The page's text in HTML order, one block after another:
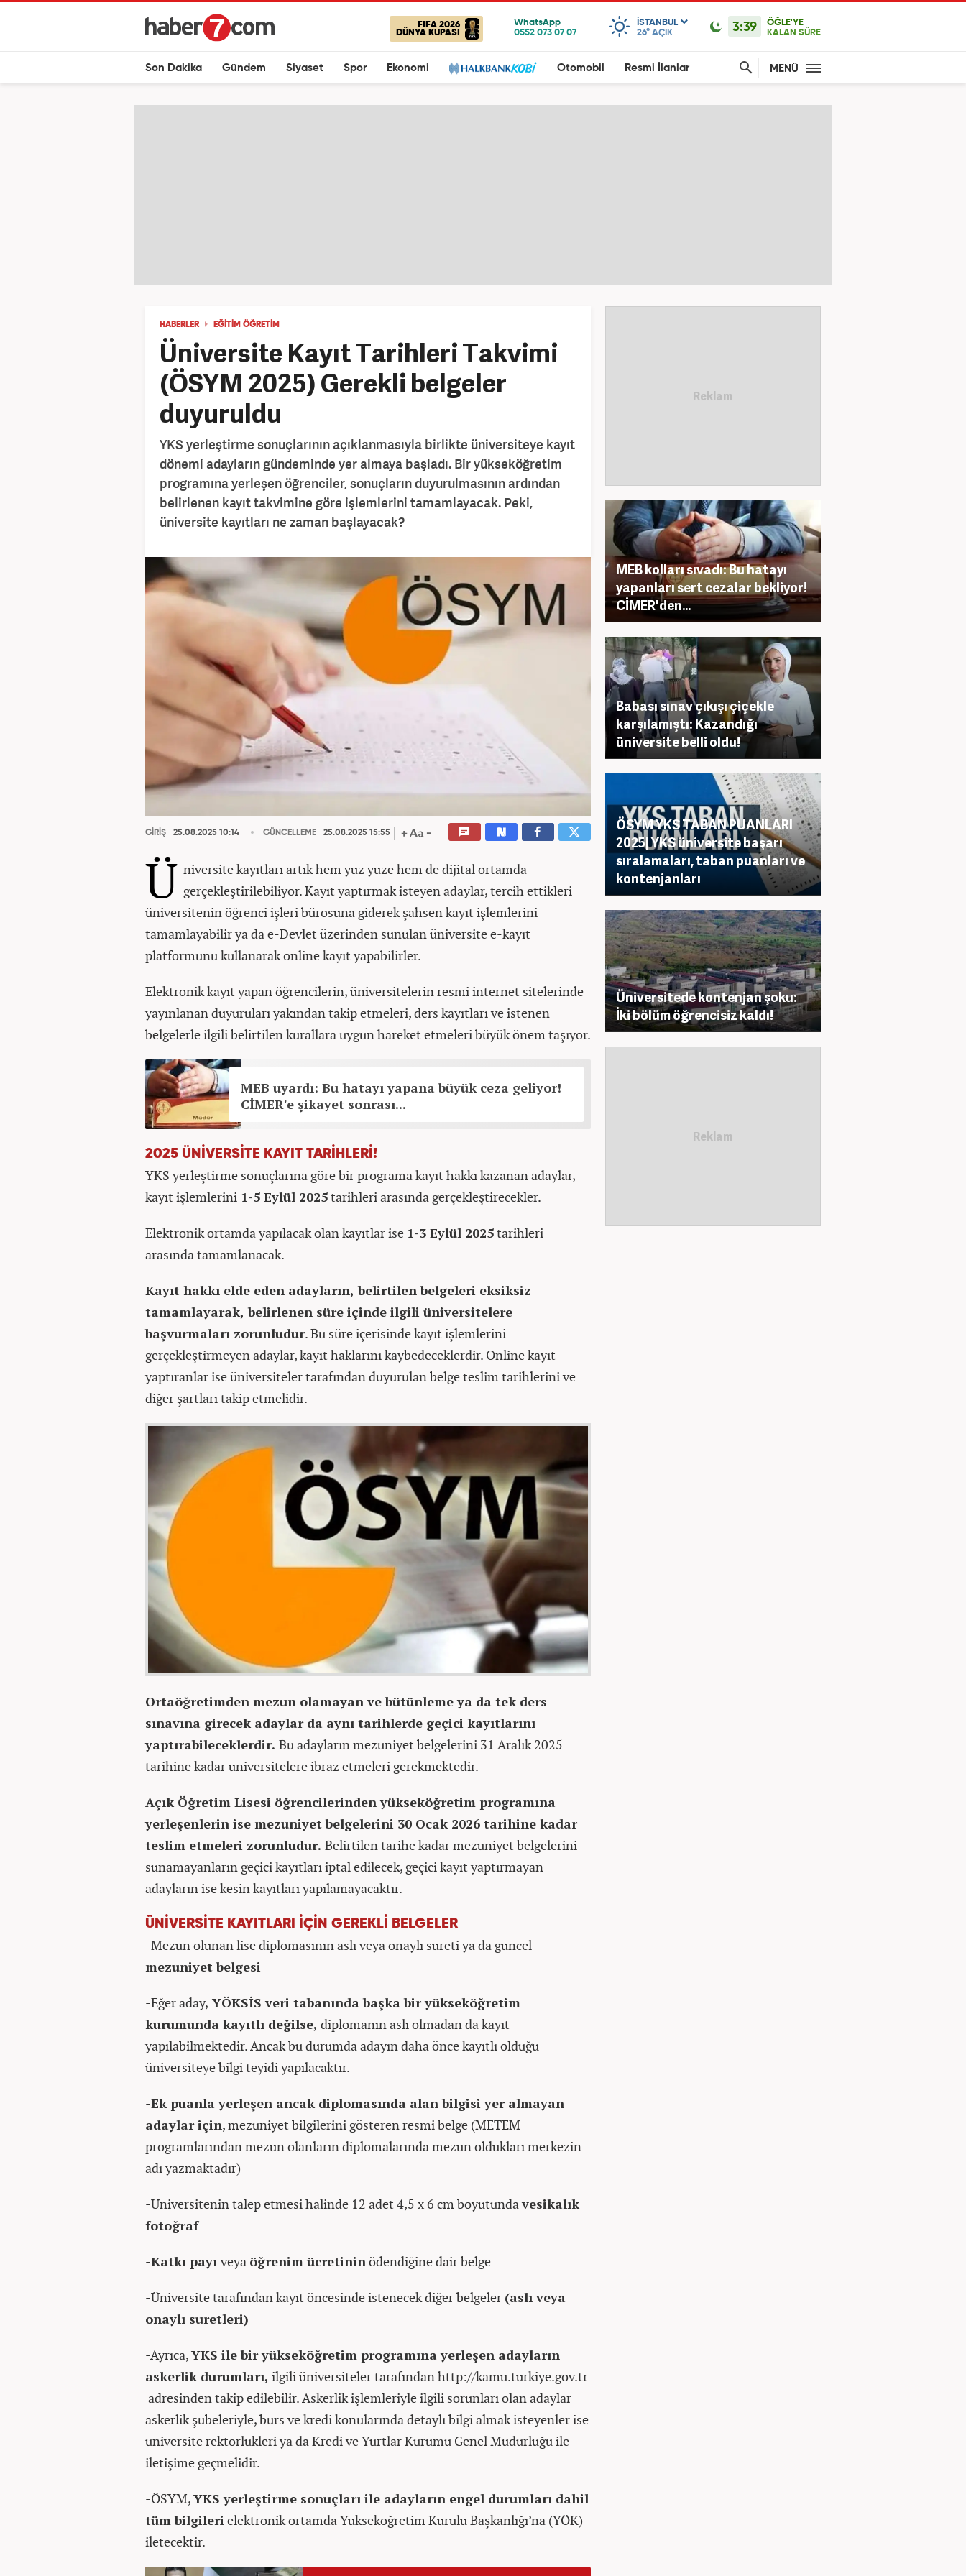
FIFA 2026
DÜNYA KUPASI
ISTANBUL
26° AÇIK 3:39
ÖĞLE'YE
KALAN SÜRE
Son Dakika Gündem Siyaset Spor Ekonomi Otomobil Resmi İlanlar MENÜ
HABERLER EĞİTİM ÖĞRETİM
Üniversite Kayıt Tarihleri Takvimi
(ÖSYM 2025) Gerekli belgeler
duyuruldu
YKS yerleştirme sonuçlarının açıklanmasıyla birlikte üniversiteye kayıt
dönemi adayların gündeminde yer almaya başladı. Bir yükseköğretim
programına yerleşen öğrenciler, sonuçların duyurulmasının ardından
belirlenen kayıt takvimine göre işlemlerini tamamlayacak. Peki,
üniversite kayıtları ne zaman başlayacak?
GİRİŞ 25.08.2025 10:14 GÜNCELLEME 25.08.2025 15:55
Ü niversite kayıtları artık hem yüz yüze hem de dijital ortamda
gerçekleştirilebiliyor. Kayıt yaptırmak isteyen adaylar, tercih ettikleri
üniversitenin öğrenci işleri bürosuna giderek şahsen kayıt işlemlerini
tamamlayabilir ya da e-Devlet üzerinden sunulan üniversite e-kayıt
platformunu kullanarak online kayıt yapabilirler.
Elektronik kayıt yapan öğrencilerin, üniversitelerin resmi internet sitelerinde
yayınlanan duyuruları yakından takip etmeleri, ders kayıtları ve istenen
belgelerle ilgili belirtilen kurallara uygun hareket etmeleri büyük önem taşıyor.
MEB uyardı: Bu hatayı yapana büyük ceza geliyor!
CİMER'e şikayet sonrası...
2025 ÜNİVERSİTE KAYIT TARİHLERİ!
YKS yerleştirme sonuçlarına göre bir programa kayıt hakkı kazanan adaylar,
kayıt işlemlerini 1-5 Eylül 2025tarihleri arasında gerçekleştirecekler.
Elektronik ortamda yapılacak olan kayıtlar ise 1-3 Eylül 2025tarihleri
arasında tamamlanacak.
Kayıt hakkı elde eden adayların, belirtilen belgeleri eksiksiz
tamamlayarak, belirlenen süre içinde ilgili üniversitelere
başvurmaları zorunludur. Bu süre içerisinde kayıt işlemlerini
gerçekleştirmeyen adaylar, kayıt haklarını kaybedeceklerdir. Online kayıt
yaptıranlar ise üniversiteler tarafından duyurulan belge teslim tarihlerini ve
diğer şartları takip etmelidir.
Ortaöğretimden mezun olamayan ve bütünleme ya da tek ders
sınavına girecek adaylar da aynı tarihlerde geçici kayıtlarını
yaptırabileceklerdir. Bu adayların mezuniyet belgelerini 31 Aralık 2025
tarihine kadar üniversitelere ibraz etmeleri gerekmektedir.
Açık Öğretim Lisesi öğrencilerinden yükseköğretim programına
yerleşenlerin ise mezuniyet belgelerini 30 Ocak 2026 tarihine kadar
teslim etmeleri zorunludur. Belirtilen tarihe kadar mezuniyet belgelerini
sunamayanların geçici kayıtları iptal edilecek, geçici kayıt yaptırmayan
adayların ise kesin kayıtları yapılamayacaktır.
ÜNİVERSİTE KAYITLARI İÇİN GEREKLİ BELGELER
-Mezun olunan lise diplomasının aslı veya onaylı sureti ya da güncel
mezuniyet belgesi
-Eğer aday, YÖKSİS veri tabanında başka bir yükseköğretim
kurumunda kayıtlı değilse, diplomanın aslı olmadan da kayıt
yapılabilmektedir. Ancak bu durumda adayın daha önce kayıtlı olduğu
üniversiteye bilgi teyidi yapılacaktır.
-Ek puanla yerleşen ancak diplomasında alan bilgisi yer almayan
adaylar için, mezuniyet bilgilerini gösteren resmi belge (METEM
programlarından mezun olanların diplomalarında mezun oldukları merkezin
adı yazmaktadır)
-Üniversitenin talep etmesi halinde 12 adet 4,5 x 6 cm boyutundavesikalık
fotoğraf
-Katkı payıveya öğrenim ücretininödendiğine dair belge
-Üniversite tarafından kayıt öncesinde istenecek diğer belgeler (aslı veya
onaylı suretleri)
-Ayrıca,YKS ile bir yükseköğretim programına yerleşen adayların
askerlik durumları, ilgili üniversiteler tarafından http://kamu.turkiye.gov.tr
adresinden takip edilebilir. Askerlik işlemleriyle ilgili sorunları olan adaylar
askerlik şubeleriyle, burs ve kredi konularında detaylı bilgi almak isteyenler ise
üniversite rektörlükleri ya da Kredi ve Yurtlar Kurumu Genel Müdürlüğü ile
iletişime geçmelidir.
-ÖSYM,YKS yerleştirme sonuçları ile adayların engel durumları dahil
tüm bilgilerielektronik ortamda Yükseköğretim Kurulu Başkanlığı’na (YÖK)
iletecektir.
MEB kolları sıvadı: Bu hatayı
yapanları sert cezalar bekliyor!
CİMER'den...
Babası sınav çıkışı çiçekle
karşılamıştı: Kazandığı
üniversite belli oldu!
ÖSYM YKS TABAN PUANLARI
2025| YKS üniversite başarı
sıralamaları, taban puanları ve
kontenjanları
Üniversitede kontenjan şoku:
İki bölüm öğrencisiz kaldı!